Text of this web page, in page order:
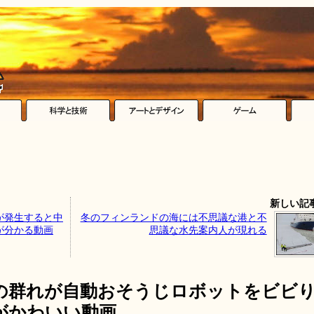
発生すると中
分かる動画
新しい記
冬のフィンランドの海には不思議な港と不
思議な水先案内人が現れる
群れが自動おそうじロボットをビビ